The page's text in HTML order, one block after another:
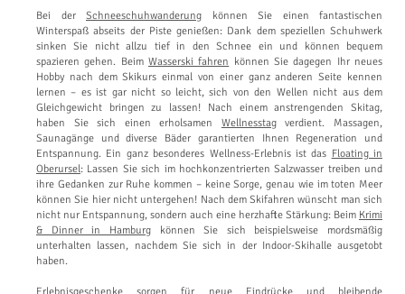
Bei der Schneeschuhwanderung können Sie einen fantastischen
Winterspaß abseits der Piste genießen: Dank dem speziellen Schuhwerk
sinken Sie nicht allzu tief in den Schnee ein und können bequem
spazieren gehen. Beim Wasserski fahren können Sie dagegen Ihr neues
Hobby nach dem Skikurs einmal von einer ganz anderen Seite kennen
lernen – es ist gar nicht so leicht, sich von den Wellen nicht aus dem
Gleichgewicht bringen zu lassen! Nach einem anstrengenden Skitag,
haben Sie sich einen erholsamen Wellnesstagverdient. Massagen,
Saunagänge und diverse Bäder garantierten Ihnen Regeneration und
Entspannung. Ein ganz besonderes Wellness-Erlebnis ist das Floating in
Oberursel: Lassen Sie sich im hochkonzentrierten Salzwasser treiben und
ihre Gedanken zur Ruhe kommen – keine Sorge, genau wie im toten Meer
können Sie hier nicht untergehen! Nach dem Skifahren wünscht man sich
nicht nur Entspannung, sondern auch eine herzhafte Stärkung: Beim Krimi
& Dinner in Hamburgkönnen Sie sich beispielsweise mordsmäßig
unterhalten lassen, nachdem Sie sich in der Indoor-Skihalle ausgetobt
haben.